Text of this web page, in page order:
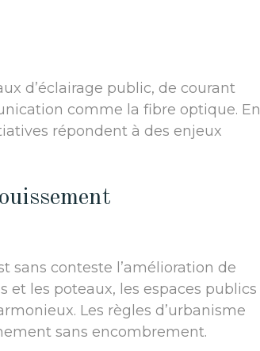
d’éclairage public, de courant
comme la fibre optique. En
répondent à des enjeux
sans conteste l’amélioration de
et les poteaux, les espaces publics
Les règles d’urbanisme
sans encombrement.